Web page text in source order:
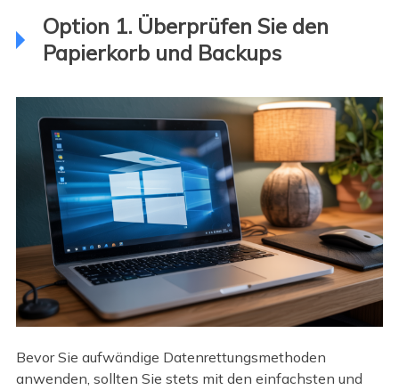
Option 1. Überprüfen Sie den
Papierkorb und Backups
Bevor Sie aufwändige Datenrettungsmethoden
anwenden, sollten Sie stets mit den einfachsten und